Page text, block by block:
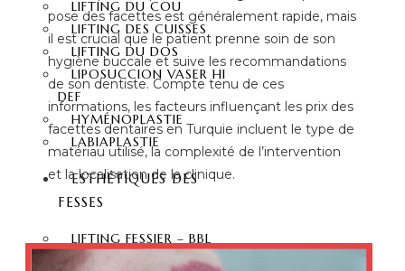
LIFTING DU COU
LIFTING DES CUISSES
LIFTING DU DOS
LIPOSUCCION VASER HI
DEF
HYMÉNOPLASTIE
LABIAPLASTIE
ESTHÉTIQUES DES
FESSES
LIFTING FESSIER – BBL
CHIRURGIE FESSIER
pose des facettes est généralement rapide, mais
il est crucial que le patient prenne soin de son
hygiène buccale et suive les recommandations
de son dentiste. Compte tenu de ces
informations, les facteurs influençant les prix des
facettes dentaires en Turquie incluent le type de
matériau utilisé, la complexité de l’intervention
et la localisation de la clinique.